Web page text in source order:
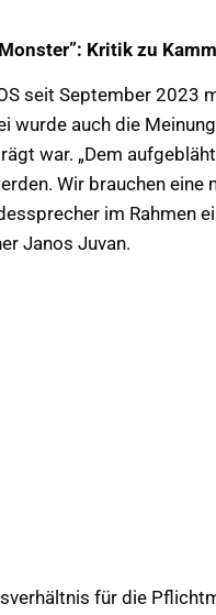
Kritik zu
seit September 2023
wurde auch die
war. „Dem
Wir brauchen
im Rahmen
Janos Juvan.
für die